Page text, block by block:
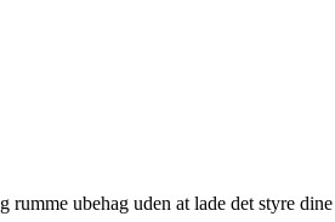
ubehag uden at lade det styre